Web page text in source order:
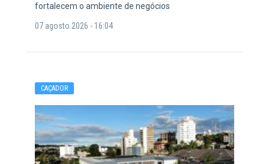
fortalecem o ambiente de negócios
07 agosto 2026 - 16:04
CAÇADOR